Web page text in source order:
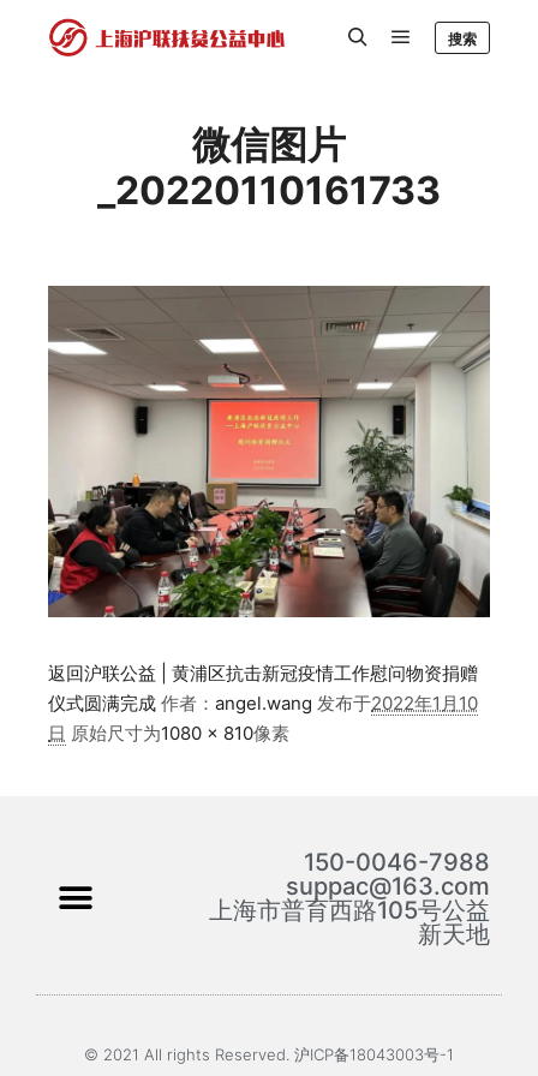
搜索
微信图片
_20220110161733
返回沪联公益 | 黄浦区抗击新冠疫情工作慰问物资捐赠
仪式圆满完成 作者： angel.wang 发布于2022年1月10
日 原始尺寸为1080 × 810像素
150-0046-7988
suppac@163.com
上海市普育西路105号公益
新天地
© 2021 All rights Reserved. 沪ICP备18043003号-1